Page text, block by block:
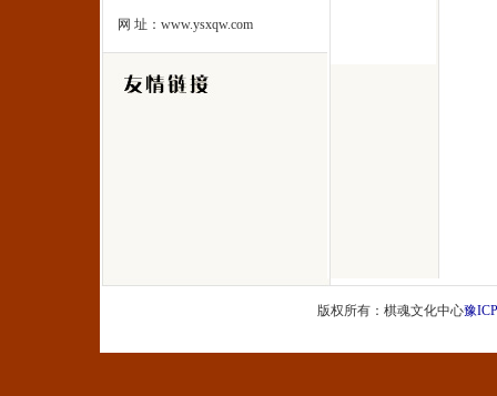
网 址：www.ysxqw.com
版权所有：棋魂文化中心豫